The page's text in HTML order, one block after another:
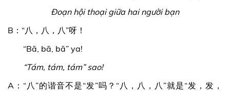
Đoạn hội thoại giữa hai người bạn
B：“八，八，八”呀！
“Bā, bā, bā” ya!
“Tám, tám, tám” sao!
A：“八”的谐音不是“发”吗？“八，八，八”就是“发，发，